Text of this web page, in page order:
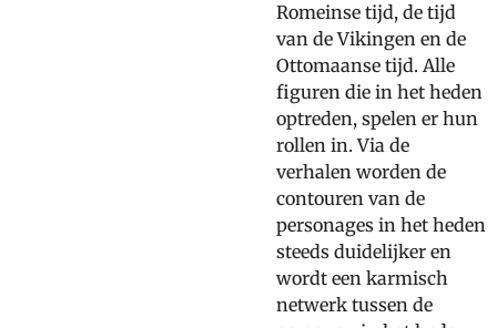
Romeinse tijd, de tijd
van de Vikingen en de
Ottomaanse tijd. Alle
figuren die in het heden
optreden, spelen er hun
rollen in. Via de
verhalen worden de
contouren van de
personages in het heden
steeds duidelijker en
wordt een karmisch
netwerk tussen de